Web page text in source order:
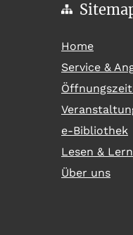
Home
Service &
e-Bibliothek
Lesen &
Über uns